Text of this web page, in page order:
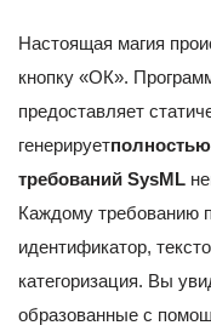
Настоящая магия
кнопку «ОК».
предоставляет
генерирует
требований SysML
Каждому требованию
идентификатор,
категоризация. Вы
образованные с